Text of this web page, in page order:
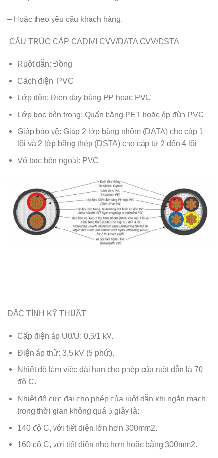
– Hoặc theo yêu cầu khách hàng.
CẤU TRÚC CÁP CADIVI CVV/DATA CVV/DSTA
Ruột dẫn: Đồng
Cách điện: PVC
Lớp độn: Điền đầy bằng PP hoặc PVC
Lớp bọc bên trong: Quấn bằng PET hoặc ép đùn PVC
Giáp bảo vệ: Giáp 2 lớp băng nhôm (DATA) cho cáp 1
lõi và 2 lớp băng thép (DSTA) cho cáp từ 2 đến 4 lõi
Vỏ bọc bên ngoài: PVC
ĐẶC TÍNH KỸ THUẬT
Cấp điện áp U0/U: 0,6/1 kV.
Điện áp thử: 3,5 kV (5 phút).
Nhiệt độ làm việc dài hạn cho phép của ruột dẫn là 70
độ C.
Nhiệt độ cực đại cho phép của ruột dẫn khi ngắn mạch
trong thời gian không quá 5 giây là:
140 độ C, với tiết diện lớn hơn 300mm2.
160 độ C, với tiết diện nhỏ hơn hoặc bằng 300mm2.